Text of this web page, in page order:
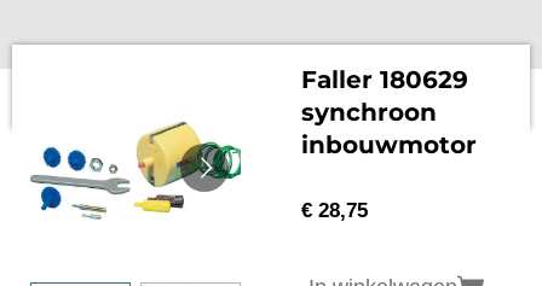
Faller 180629
synchroon
inbouwmotor
€ 28,75